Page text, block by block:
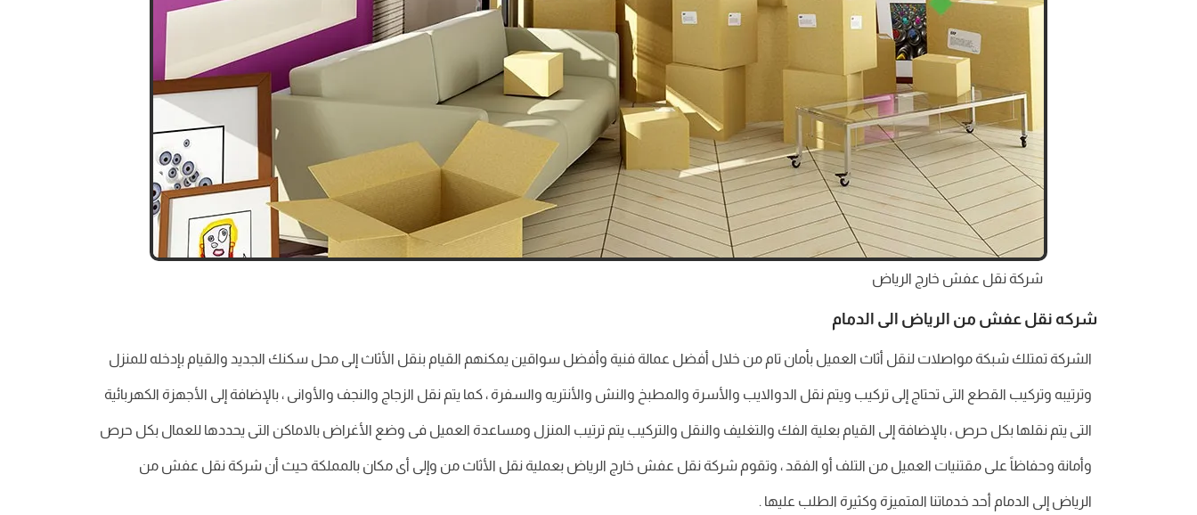
شركة نقل عفش خارج الرياض
شركه نقل عفش من الرياض الى الدمام
الشركة تمتلك شبكة مواصلات لنقل أثاث العميل بأمان تام من خلال أفضل عمالة فنية وأفضل سواقين يمكنهم القيام بنقل الأثاث إلى محل سكنك الجديد والقيام بإدخله للمنزل
وترتيبه وتركيب القطع التى تحتاج إلى تركيب ويتم نقل الدوالايب والأسرة والمطبخ والنش والأنتريه والسفرة ، كما يتم نقل الزجاج والنجف والأوانى ، بالإضافة إلى الأجهزة الكهربائية
التى يتم نقلها بكل حرص ، بالإضافة إلى القيام بعلية الفك والتغليف والنقل والتركيب يتم ترتيب المنزل ومساعدة العميل فى وضع الأغراض بالاماكن التى يحددها للعمال بكل حرص
وأمانة وحفاظاً على مقتنيات العميل من التلف أو الفقد ، وتقوم شركة نقل عفش خارج الرياض بعملية نقل الأثاث من وإلى أى مكان بالمملكة حيث أن شركة نقل عفش من
الرياض إلى الدمام أحد خدماتنا المتميزة وكثيرة الطلب عليها .